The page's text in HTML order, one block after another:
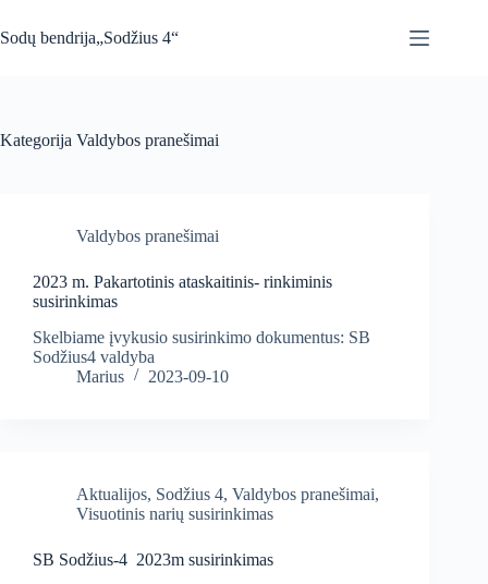
to
content
Sodų bendrija„Sodžius 4“
Kategorija Valdybos pranešimai
Valdybos pranešimai
2023 m. Pakartotinis ataskaitinis- rinkiminis
susirinkimas
Skelbiame įvykusio susirinkimo dokumentus: SB
Sodžius4 valdyba
Marius
2023-09-10
Aktualijos, Sodžius 4, Valdybos pranešimai,
Visuotinis narių susirinkimas
SB Sodžius-4 2023m susirinkimas